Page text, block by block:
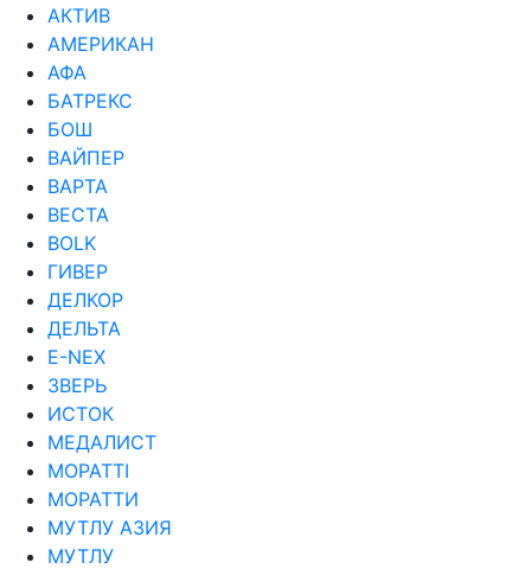
АКТИВ
АМЕРИКАН
АФА
БАТРЕКС
БОШ
ВАЙПЕР
ВАРТА
ВЕСТА
ВОLK
ГИВЕР
ДЕЛКОР
ДЕЛЬТА
Е-NEX
ЗВЕРЬ
ИСТОК
МЕДАЛИСТ
МОРАТТI
МОРАТТИ
МУТЛУ АЗИЯ
МУТЛУ